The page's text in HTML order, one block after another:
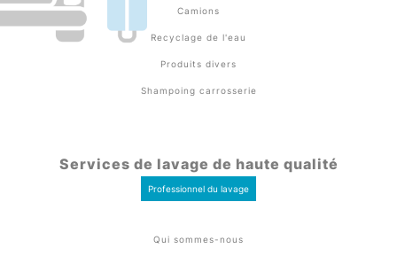
Camions
Recyclage de l'eau
Produits divers
Shampoing carrosserie
Services de lavage de haute qualité
Professionnel du lavage
Qui sommes-nous